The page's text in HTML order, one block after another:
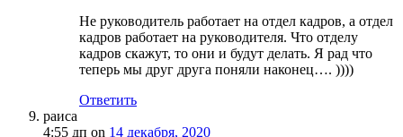
Не руководитель работает на отдел кадров, а отдел
кадров работает на руководителя. Что отделу
кадров скажут, то они и будут делать. Я рад что
теперь мы друг друга поняли наконец…. ))))
Ответить
раиса
4:55 дп on 14 декабря, 2020